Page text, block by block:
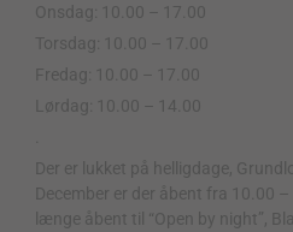
Onsdag: 10.00 – 17.00
Torsdag: 10.00 – 17.00
Fredag: 10.00 – 17.00
Lørdag: 10.00 – 14.00
Der er lukket på helligdage,
December er der åbent fra 10.00
længe åbent til “Open by night”,